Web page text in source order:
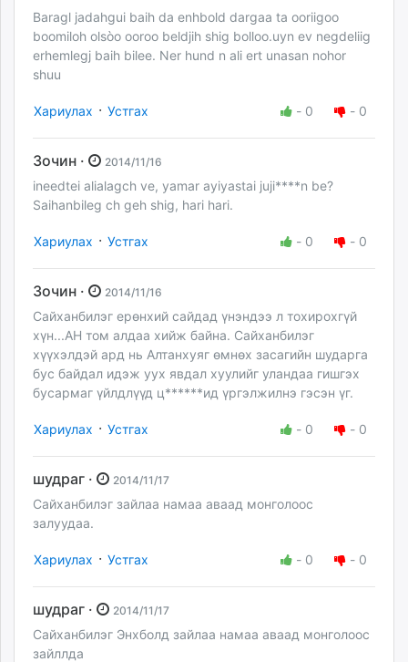
Baragl jadahgui baih da enhbold dargaa ta ooriigoo
boomiloh olsòo ooroo beldjih shig bolloo.uyn ev negdeliig
erhemlegj baih bilee. Ner hund n ali ert unasan nohor
shuu
Хариулах · Устгах - 0 - 0
Зочин · 2014/11/16
ineedtei alialagch ve, yamar ayiyastai juji****n be?
Saihanbileg ch geh shig, hari hari.
Хариулах · Устгах - 0 - 0
Зочин · 2014/11/16
Сайханбилэг ерөнхий сайдад үнэндээ л тохирохгүй
хүн...АН том алдаа хийж байна. Сайханбилэг
хүүхэлдэй ард нь Алтанхуяг өмнөх засагийн шударга
бус байдал идэж уух явдал хуулийг уландаа гишгэх
бусармаг үйлдлүүд ц******ид үргэлжилнэ гэсэн үг.
Хариулах · Устгах - 0 - 0
шудраг · 2014/11/17
Сайханбилэг зайлаа намаа аваад монголоос
залуудаа.
Хариулах · Устгах - 0 - 0
шудраг · 2014/11/17
Сайханбилэг Энхболд зайлаа намаа аваад монголоос
зайллда